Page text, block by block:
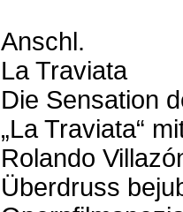
Anschl.
La Traviata
Die Sensation
„La Traviata“
Rolando
Überdruss